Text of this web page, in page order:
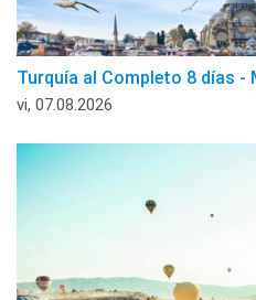
Turquía al Completo 8 días -
vi, 07.08.2026